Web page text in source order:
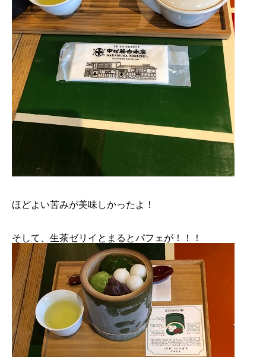
ほどよい苦みが美味しかったよ！
そして、生茶ゼリイとまるとパフェが！！！